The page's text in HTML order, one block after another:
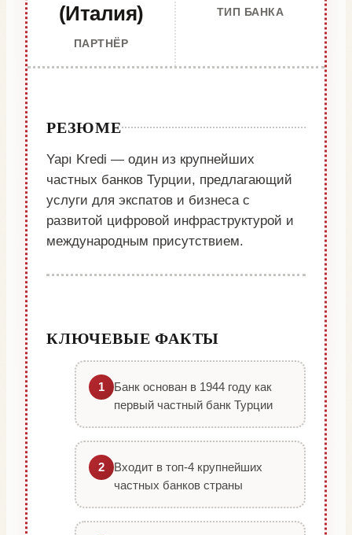
(Италия)
ПАРТНЁР
ТИП БАНКА
РЕЗЮМЕ
Yapı Kredi — один из крупнейших
частных банков Турции, предлагающий
услуги для экспатов и бизнеса с
развитой цифровой инфраструктурой и
международным присутствием.
КЛЮЧЕВЫЕ ФАКТЫ
1
Банк основан в 1944 году как
первый частный банк Турции
2
Входит в топ-4 крупнейших
частных банков страны